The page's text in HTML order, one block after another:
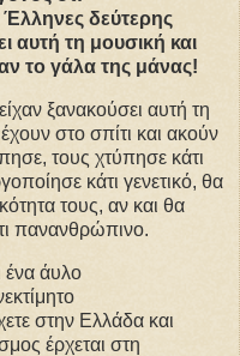
δεύτερης
αυτή τη μουσική και
το γάλα της μάνας!
ξανακούσει αυτή τη
στο σπίτι και ακούν
τους χτύπησε κάτι
κάτι γενετικό, θα
τους, αν και θα
πανανθρώπινο.
ένα άυλο
στην Ελλάδα και
έρχεται στη